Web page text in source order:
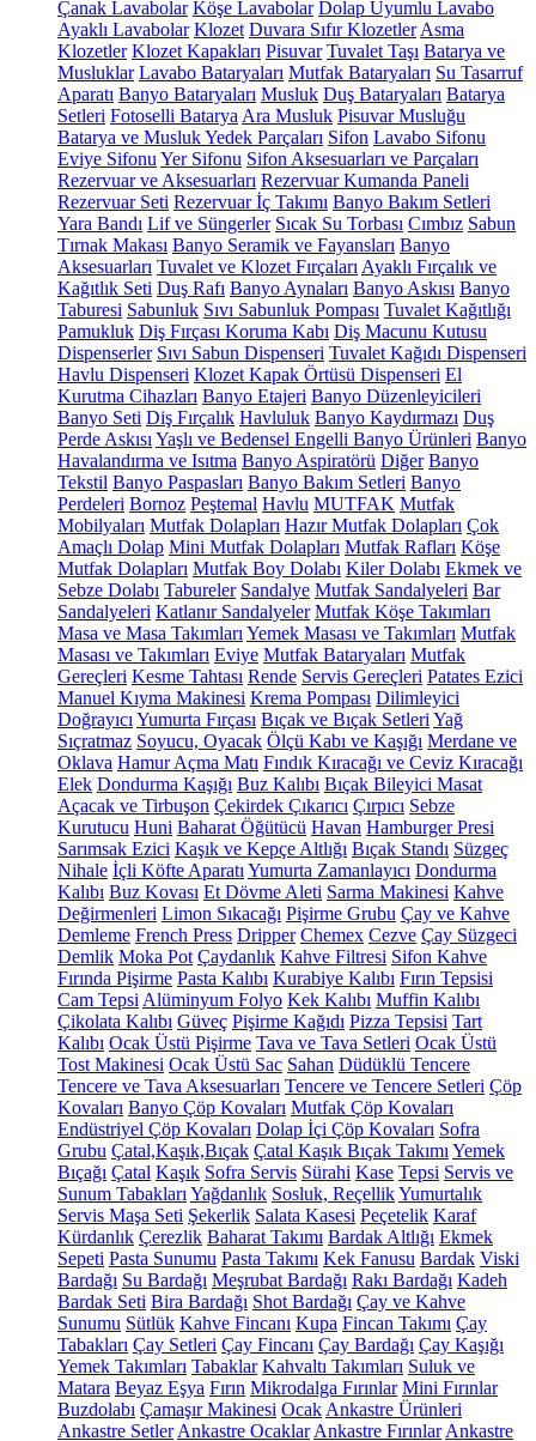
Çanak Lavabolar Köşe Lavabolar Dolap Uyumlu Lavabo
Ayaklı Lavabolar Klozet Duvara Sıfır Klozetler Asma
Klozetler Klozet Kapakları Pisuvar Tuvalet Taşı Batarya ve
Musluklar Lavabo Bataryaları Mutfak Bataryaları Su Tasarruf
Aparatı Banyo Bataryaları Musluk Duş Bataryaları Batarya
Setleri Fotoselli Batarya Ara Musluk Pisuvar Musluğu
Batarya ve Musluk Yedek Parçaları Sifon Lavabo Sifonu
Eviye Sifonu Yer Sifonu Sifon Aksesuarları ve Parçaları
Rezervuar ve Aksesuarları Rezervuar Kumanda Paneli
Rezervuar Seti Rezervuar İç Takımı Banyo Bakım Setleri
Yara Bandı Lif ve Süngerler Sıcak Su Torbası Cımbız Sabun
Tırnak Makası Banyo Seramik ve Fayansları Banyo
Aksesuarları Tuvalet ve Klozet Fırçaları Ayaklı Fırçalık ve
Kağıtlık Seti Duş Rafı Banyo Aynaları Banyo Askısı Banyo
Taburesi Sabunluk Sıvı Sabunluk Pompası Tuvalet Kağıtlığı
Pamukluk Diş Fırçası Koruma Kabı Diş Macunu Kutusu
Dispenserler Sıvı Sabun Dispenseri Tuvalet Kağıdı Dispenseri
Havlu Dispenseri Klozet Kapak Örtüsü Dispenseri El
Kurutma Cihazları Banyo Etajeri Banyo Düzenleyicileri
Banyo Seti Diş Fırçalık Havluluk Banyo Kaydırmazı Duş
Perde Askısı Yaşlı ve Bedensel Engelli Banyo Ürünleri Banyo
Havalandırma ve Isıtma Banyo Aspiratörü Diğer Banyo
Tekstil Banyo Paspasları Banyo Bakım Setleri Banyo
Perdeleri Bornoz Peştemal Havlu MUTFAK Mutfak
Mobilyaları Mutfak Dolapları Hazır Mutfak Dolapları Çok
Amaçlı Dolap Mini Mutfak Dolapları Mutfak Rafları Köşe
Mutfak Dolapları Mutfak Boy Dolabı Kiler Dolabı Ekmek ve
Sebze Dolabı Tabureler Sandalye Mutfak Sandalyeleri Bar
Sandalyeleri Katlanır Sandalyeler Mutfak Köşe Takımları
Masa ve Masa Takımları Yemek Masası ve Takımları Mutfak
Masası ve Takımları Eviye Mutfak Bataryaları Mutfak
Gereçleri Kesme Tahtası Rende Servis Gereçleri Patates Ezici
Manuel Kıyma Makinesi Krema Pompası Dilimleyici
Doğrayıcı Yumurta Fırçası Bıçak ve Bıçak Setleri Yağ
Sıçratmaz Soyucu, Oyacak Ölçü Kabı ve Kaşığı Merdane ve
Oklava Hamur Açma Matı Fındık Kıracağı ve Ceviz Kıracağı
Elek Dondurma Kaşığı Buz Kalıbı Bıçak Bileyici Masat
Açacak ve Tirbuşon Çekirdek Çıkarıcı Çırpıcı Sebze
Kurutucu Huni Baharat Öğütücü Havan Hamburger Presi
Sarımsak Ezici Kaşık ve Kepçe Altlığı Bıçak Standı Süzgeç
Nihale İçli Köfte Aparatı Yumurta Zamanlayıcı Dondurma
Kalıbı Buz Kovası Et Dövme Aleti Sarma Makinesi Kahve
Değirmenleri Limon Sıkacağı Pişirme Grubu Çay ve Kahve
Demleme French Press Dripper Chemex Cezve Çay Süzgeci
Demlik Moka Pot Çaydanlık Kahve Filtresi Sifon Kahve
Fırında Pişirme Pasta Kalıbı Kurabiye Kalıbı Fırın Tepsisi
Cam Tepsi Alüminyum Folyo Kek Kalıbı Muffin Kalıbı
Çikolata Kalıbı Güveç Pişirme Kağıdı Pizza Tepsisi Tart
Kalıbı Ocak Üstü Pişirme Tava ve Tava Setleri Ocak Üstü
Tost Makinesi Ocak Üstü Sac Sahan Düdüklü Tencere
Tencere ve Tava Aksesuarları Tencere ve Tencere Setleri Çöp
Kovaları Banyo Çöp Kovaları Mutfak Çöp Kovaları
Endüstriyel Çöp Kovaları Dolap İçi Çöp Kovaları Sofra
Grubu Çatal,Kaşık,Bıçak Çatal Kaşık Bıçak Takımı Yemek
Bıçağı Çatal Kaşık Sofra Servis Sürahi Kase Tepsi Servis ve
Sunum Tabakları Yağdanlık Sosluk, ReçellikYumurtalık
Servis Maşa Seti Şekerlik Salata Kasesi Peçetelik Karaf
Kürdanlık Çerezlik Baharat Takımı Bardak Altlığı Ekmek
Sepeti Pasta Sunumu Pasta Takımı Kek Fanusu Bardak Viski
Bardağı Su Bardağı Meşrubat Bardağı Rakı Bardağı Kadeh
Bardak Seti Bira Bardağı Shot Bardağı Çay ve Kahve
Sunumu Sütlük Kahve Fincanı Kupa Fincan Takımı Çay
Tabakları Çay Setleri Çay Fincanı Çay Bardağı Çay Kaşığı
Yemek Takımları Tabaklar Kahvaltı Takımları Suluk ve
Matara Beyaz Eşya Fırın Mikrodalga Fırınlar Mini Fırınlar
Buzdolabı Çamaşır Makinesi Ocak Ankastre Ürünleri
Ankastre Setler Ankastre Ocaklar Ankastre Fırınlar Ankastre